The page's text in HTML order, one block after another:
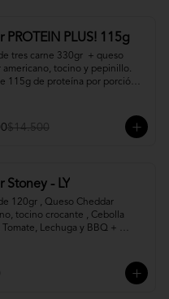
PROTEIN PLUS! 115g
tres carne 330gr  + queso
americano, tocino y pepinillo.
115g de proteína por porción.
$14.500
Stoney - LY
120gr , Queso Cheddar
tocino crocante , Cebolla
Tomate, Lechuga y BBQ +